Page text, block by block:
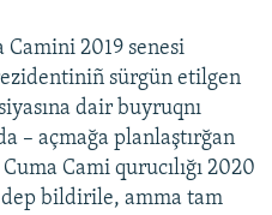
Camini 2019 senesi
sürgün etilgen
dair buyruqnı
– açmağa planlaştırğan
Cami qurucılığı 2020
dep bildirile, amma tam